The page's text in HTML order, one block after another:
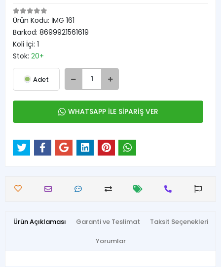
Ürün Kodu: İMG 161
Barkod: 8699921561619
Koli İçi: 1
Stok: 20+
Adet
WHATSAPP İLE SİPARİŞ VER
Ürün Açıklaması Garanti ve Teslimat Taksit Seçenekleri
Yorumlar